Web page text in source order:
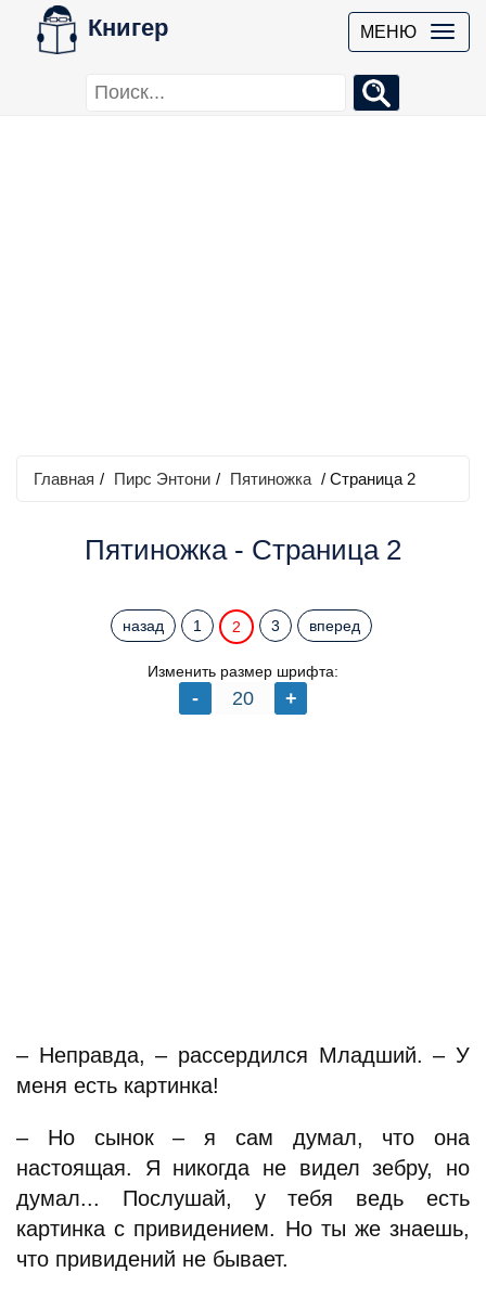
Книгер МЕНЮ
Главная / Пирс Энтони / Пятиножка / Страница 2
Пятиножка - Страница 2
назад 1 2 3 вперед
Изменить размер шрифта:
– Неправда, – рассердился Младший. – У
меня есть картинка!
– Но сынок – я сам думал, что она
настоящая. Я никогда не видел зебру, но
думал... Послушай, у тебя ведь есть
картинка с привидением. Но ты же знаешь,
что привидений не бывает.